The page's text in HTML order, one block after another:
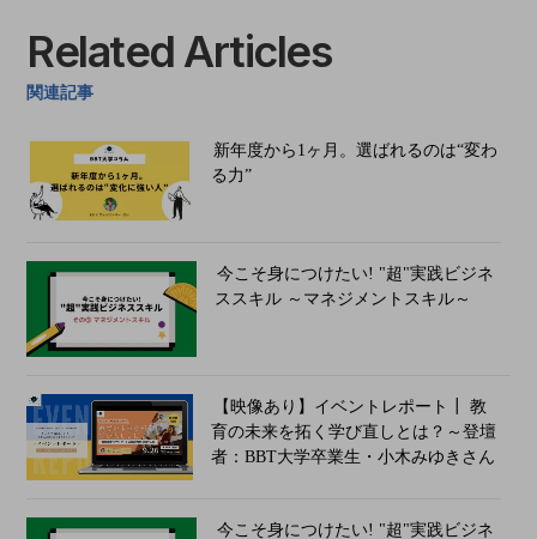
Related Articles
関連記事
新年度から1ヶ月。選ばれるのは“変わ
る力”
今こそ身につけたい! "超"実践ビジネ
ススキル ～マネジメントスキル～
【映像あり】イベントレポート┃ 教
育の未来を拓く学び直しとは？～登壇
者：BBT大学卒業生・小木みゆきさん
今こそ身につけたい! "超"実践ビジネ